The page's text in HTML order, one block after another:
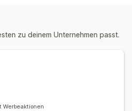
Entwurfsseiten
zu deinem Unternehmen passt.
Werbeaktionen